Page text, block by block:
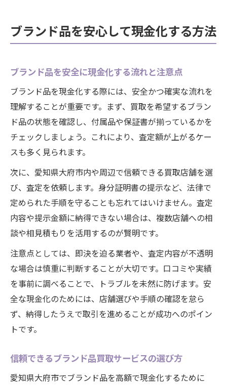
ブランド品を安心して現金化する方法
ブランド品を安全に現金化する流れと注意点
ブランド品を現金化する際には、安全かつ確実な流れを
理解することが重要です。まず、買取を希望するブラン
ド品の状態を確認し、付属品や保証書が揃っているかを
チェックしましょう。これにより、査定額が上がるケー
スも多く見られます。
次に、愛知県大府市内や周辺で信頼できる買取店舗を選
び、査定を依頼します。身分証明書の提示など、法律で
定められた手順を守ることも忘れてはいけません。査定
内容や提示金額に納得できない場合は、複数店舗への相
談や相見積もりを活用するのが賢明です。
注意点としては、即決を迫る業者や、査定内容が不透明
な場合は慎重に判断することが大切です。口コミや実績
を事前に調べることで、トラブルを未然に防げます。安
全な現金化のためには、店舗選びや手順の確認を怠ら
ず、納得したうえで取引を進めることが成功へのポイン
トです。
信頼できるブランド品買取サービスの選び方
愛知県大府市でブランド品を高額で現金化するために